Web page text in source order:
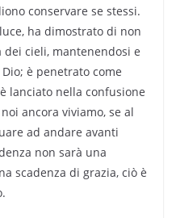
conservare se stessi.
ha dimostrato di non
cieli, mantenendosi e
è penetrato come
lanciato nella confusione
ancora viviamo, se al
ad andare avanti
non sarà una
scadenza di grazia, ciò è